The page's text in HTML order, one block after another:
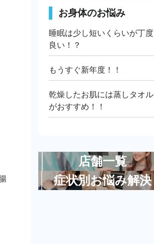
お身体のお悩み
睡眠は少し短いくらいが丁度
良い！？
もうすぐ新年度！！
乾燥したお肌には蒸しタオル
がおすすめ！！
店舗一覧
症状別お悩み解決